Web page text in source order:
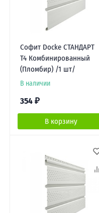
Софит Docke СТАНДАРТ
Т4 Комбинированный
(Пломбир) /1 шт/
В наличии
354 ₽
В корзину